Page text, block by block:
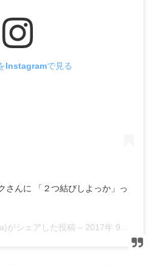
Instagramで見る
さんに 「２つ結びしよっか」っ
がシェアした投稿 – 2017年 9月月8日午前6時08分PDT